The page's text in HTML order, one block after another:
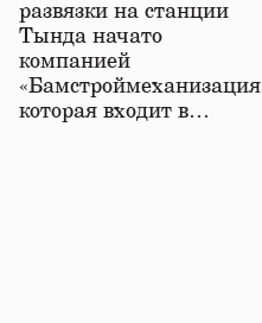
развязки на станции
Тында начато
компанией
которая входит в…